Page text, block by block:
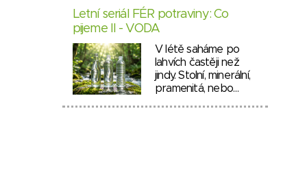
Letní seriál FÉR potraviny: Co
pijeme II - VODA
V létě saháme po
lahvích častěji než
jindy. Stolní, minerální,
pramenitá, nebo…